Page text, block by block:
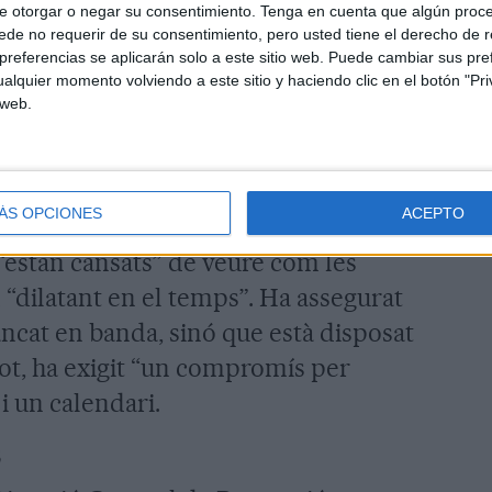
otorgar o negar su consentimiento. Tenga en cuenta que algún
no requerir de su consentimiento, pero usted tiene el derecho de
se aplicarán solo a este sitio web. Puede cambiar sus
momento volviendo a este sitio y haciendo clic en el botón
OPCIONES ACEPTO
ha arribat un cop dissabte passat
en que anunciava possibles
que la reunió que l’entitat va
de la forma desitjada.
latent i continu”, ha
portaveu de la FBVCat, que ha dit
cansats” de veure com les
en el temps”. Ha assegurat
en banda, sinó que està disposat
ha exigit “un compromís per
un calendari.